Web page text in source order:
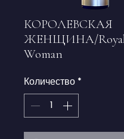
КОРОЛЕВСКАЯ
ЖЕНЩИНА/
Woman
Количество *